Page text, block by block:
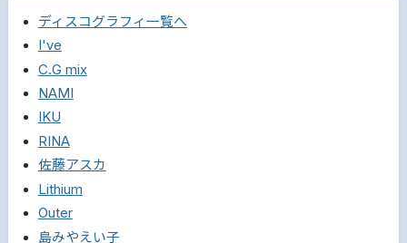
ディスコグラフィ一覧へ
I've
C.G mix
NAMI
IKU
RINA
佐藤アスカ
Lithium
Outer
島みやえい子